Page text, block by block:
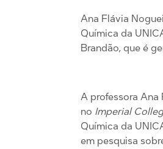
Ana Flávia
Química da
Brandão, que é
A professora Ana
no Imperial
Química da
em pesquisa